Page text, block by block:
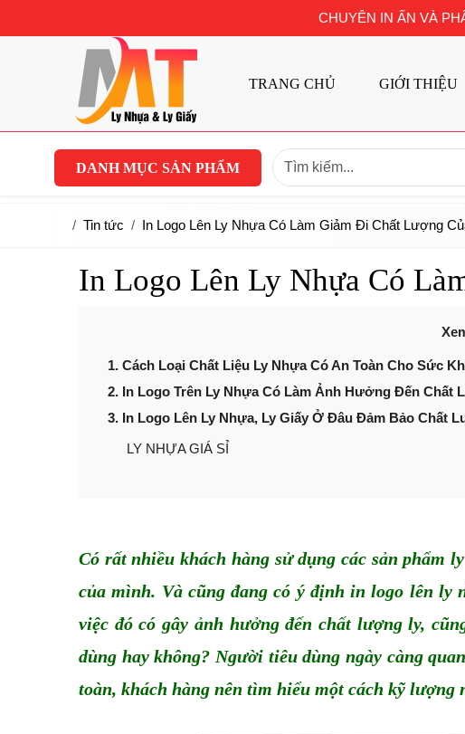
CHUYÊN IN ẤN VÀ
TRANG CHỦ GIỚI THIỆU
DANH MỤC SẢN PHẨM
Tin tức In Logo Lên Ly Nhựa Có Làm Giảm Đi Chất Lượng
In Logo Lên Ly Nhựa Có
1. Cách Loại Chất Liệu Ly Nhựa Có An Toàn Cho Sức
2. In Logo Trên Ly Nhựa Có Làm Ảnh Hưởng Đến Chất
3. In Logo Lên Ly Nhựa, Ly Giấy Ở Đâu Đảm Bảo Chất
LY NHỰA GIÁ SỈ
Có rất nhiều khách hàng sử dụng các sản phẩm
của mình. Và cũng đang có ý định in logo lên ly
việc đó có gây ảnh hưởng đến chất lượng ly,
dùng hay không? Người tiêu dùng ngày càng
toàn, khách hàng nên tìm hiểu một cách kỹ lượng